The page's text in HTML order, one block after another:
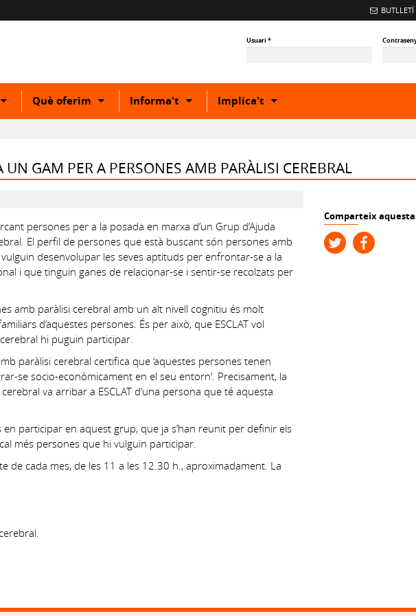
BUTLLETÍ
Usuari*
ShowQuè oferim
ShowInforma't
ShowImplica't
Show
UN GAM PER A PERSONES AMB PARÀLISI CEREBRAL
persones per a la posada en marxa d’un Grup d’Ajuda
El perfil de persones que està buscant són persones amb
desenvolupar les seves aptituds per enfrontar-se a la
i que tinguin ganes de relacionar-se i sentir-se recolzats per
amb paràlisi cerebral amb un alt nivell cognitiu és molt
d’aquestes persones. És per això, que ESCLAT vol
hi puguin participar.
paràlisi cerebral certifica que ‘aquestes persones tenen
se socio-econòmicament en el seu entorn’. Precisament, la
va arribar a ESCLAT d’una persona que té aquesta
participar en aquest grup, que ja s’han reunit per definir els
més persones que hi vulguin participar.
de cada mes, de les 11 a les 12.30 h., aproximadament. La
Comparteix